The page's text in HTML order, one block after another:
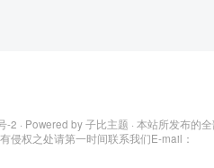
-2 · Powered by子比主题 · 本站所发布的
侵权之处请第一时间联系我们E-mail：